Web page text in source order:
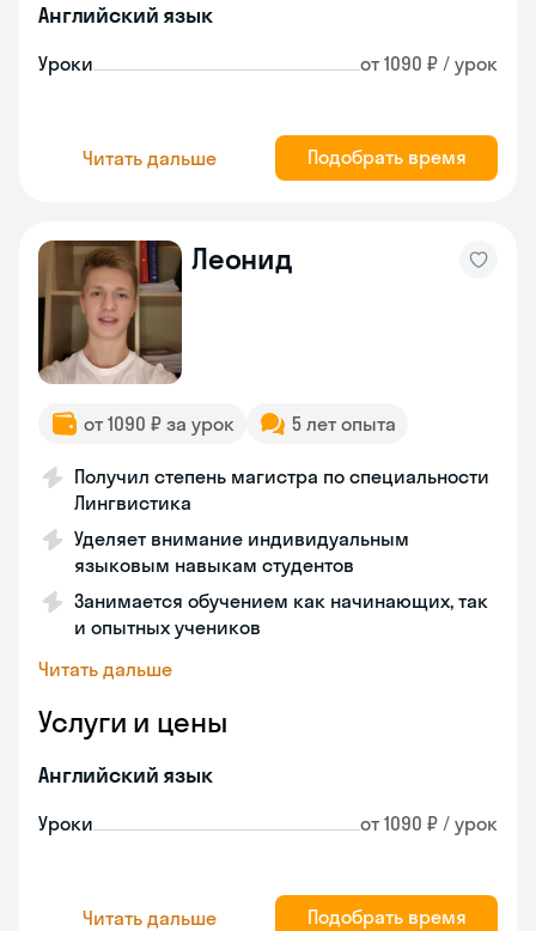
Английский язык
Уроки от 1090 ₽ / урок
Читать дальше Подобрать время
Леонид
от 1090 ₽ за урок 5 лет опыта
Получил степень магистра по специальности
Лингвистика
Уделяет внимание индивидуальным
языковым навыкам студентов
Занимается обучением как начинающих, так
и опытных учеников
Читать дальше
Услуги и цены
Английский язык
Уроки от 1090 ₽ / урок
Читать дальше Подобрать время